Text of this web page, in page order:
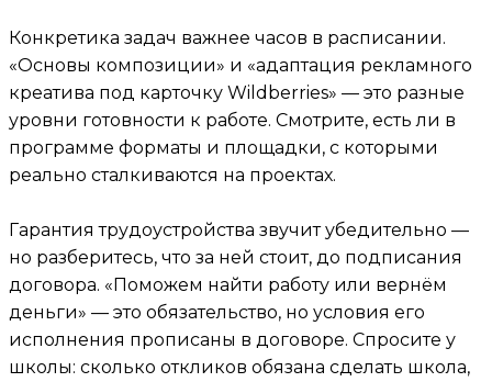
Конкретика задач важнее часов в расписании.
«Основы композиции» и «адаптация рекламного
креатива под карточку Wildberries» — это разные
уровни готовности к работе. Смотрите, есть ли в
программе форматы и площадки, с которыми
реально сталкиваются на проектах.
Гарантия трудоустройства звучит убедительно —
но разберитесь, что за ней стоит, до подписания
договора. «Поможем найти работу или вернём
деньги» — это обязательство, но условия его
исполнения прописаны в договоре. Спросите у
школы: сколько откликов обязана сделать школа,